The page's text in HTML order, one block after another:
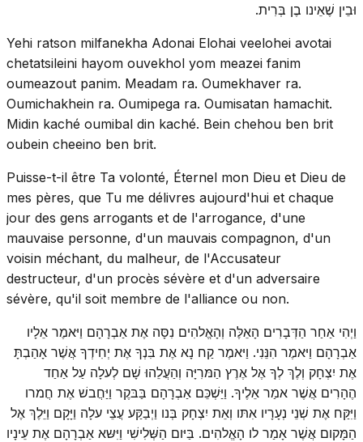
וּבֵין שֶׁאֵינו בֶן בְּרִית.
Yehi ratson milfanekha Adonai Elohai veelohei avotai
chetatsileini hayom ouvekhol yom meazei fanim
oumeazout panim. Meadam ra. Oumekhaver ra.
Oumichakhein ra. Oumipega ra. Oumisatan hamachit.
Midin kaché oumibal din kaché. Bein chehou ben brit
oubein cheeino ben brit.
Puisse-t-il être Ta volonté, Éternel mon Dieu et Dieu de
mes pères, que Tu me délivres aujourd'hui et chaque
jour des gens arrogants et de l'arrogance, d'une
mauvaise personne, d'un mauvais compagnon, d'un
voisin méchant, du malheur, de l'Accusateur
destructeur, d'un procès sévère et d'un adversaire
sévère, qu'il soit membre de l'alliance ou non.
וַיְהִי אַחַר הַדְּבָרִים הָאֵלֶּה וְהָאֱלהִים נִסָּה אֶת אַבְרָהָם וַיּאמֶר אֵלָיו
אַבְרָהָם וַיּאמֶר הִנֵּנִי. וַיּאמֶר קַח נָא אֶת בִּנְךָ אֶת יְחִידְךָ אֲשֶׁר אָהַבְתָּ
אֶת יִצְחָק וְלֶךְ לְךָ אֶל אֶרֶץ הַמּרִיָּה וְהַעֲלֵהוּ שָׁם לְעלָה עַל אַחַד
הֶהָרִים אֲשֶׁר אמַר אֵלֶיךָ. וַיַּשְׁכֵּם אַבְרָהָם בַּבּקֶר וַיַּחֲבשׁ אֶת חֲמרו
וַיִּקַּח אֶת שְׁנֵי נְעָרָיו אִתּו וְאֵת יִצְחָק בְּנו וַיְבַקַּע עֲצֵי עלָה וַיָּקָם וַיֵּלֶךְ אֶל
הַמָּקום אֲשֶׁר אָמַר לו הָאֱלהִים. בַּיּום הַשְּׁלִישִׁי וַיִּשּא אַבְרָהָם אֶת עֵינָיו